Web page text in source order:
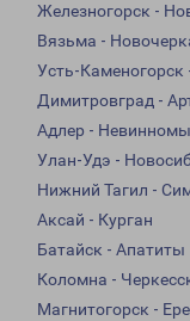
Железногорск -
Вязьма -
Усть-Каменогорск
Димитровград -
Адлер -
Улан-Удэ -
Нижний Тагил -
Аксай - Курган
Батайск - Апатиты
Коломна -
Магнитогорск -